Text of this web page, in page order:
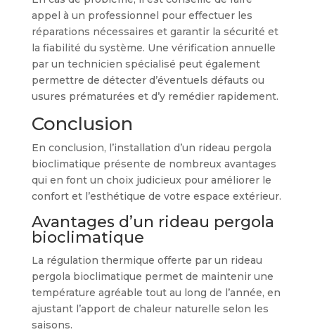
appel à un professionnel pour effectuer les
réparations nécessaires et garantir la sécurité et
la fiabilité du système. Une vérification annuelle
par un technicien spécialisé peut également
permettre de détecter d’éventuels défauts ou
usures prématurées et d’y remédier rapidement.
Conclusion
En conclusion, l’installation d’un rideau pergola
bioclimatique présente de nombreux avantages
qui en font un choix judicieux pour améliorer le
confort et l’esthétique de votre espace extérieur.
Avantages d’un rideau pergola
bioclimatique
La régulation thermique offerte par un rideau
pergola bioclimatique permet de maintenir une
température agréable tout au long de l’année, en
ajustant l’apport de chaleur naturelle selon les
saisons.